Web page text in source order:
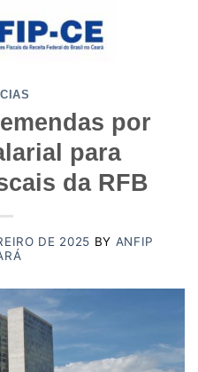
por
para
da RFB
DE 2025 BY ANFIP